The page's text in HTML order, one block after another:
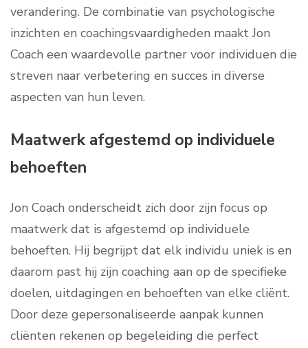
verandering. De combinatie van psychologische
inzichten en coachingsvaardigheden maakt Jon
Coach een waardevolle partner voor individuen die
streven naar verbetering en succes in diverse
aspecten van hun leven.
Maatwerk afgestemd op individuele
behoeften
Jon Coach onderscheidt zich door zijn focus op
maatwerk dat is afgestemd op individuele
behoeften. Hij begrijpt dat elk individu uniek is en
daarom past hij zijn coaching aan op de specifieke
doelen, uitdagingen en behoeften van elke cliënt.
Door deze gepersonaliseerde aanpak kunnen
cliënten rekenen op begeleiding die perfect